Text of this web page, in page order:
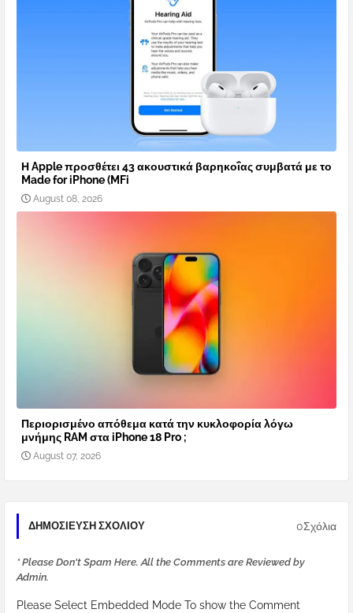
Η Apple προσθέτει 43 ακουστικά βαρηκοΐας συμβατά με το
Made for iPhone (MFi
August 08, 2026
Περιορισμένο απόθεμα κατά την κυκλοφορία λόγω
μνήμης RAM στα iPhone 18 Pro ;
August 07, 2026
ΔΗΜΟΣΊΕΥΣΗ ΣΧΟΛΊΟΥ 0Σχόλια
* Please Don't Spam Here. All the Comments are Reviewed by
Admin.
Please Select Embedded Mode To show the Comment